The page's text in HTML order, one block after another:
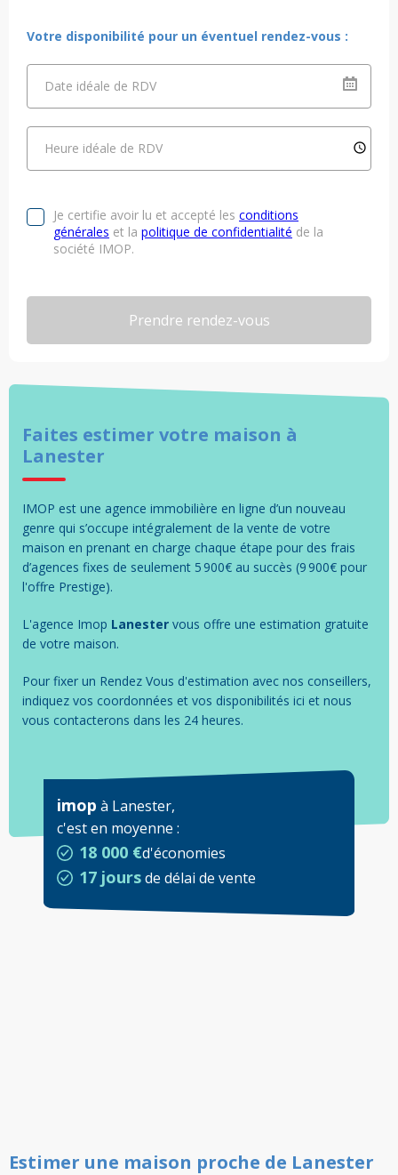
Faites estimer votre maison à
Lanester
IMOP est une agence immobilière en ligne d’un nouveau
genre qui s’occupe intégralement de la vente de votre
maison en prenant en charge chaque étape pour des frais
d’agences fixes de seulement 5 900€ au succès (9 900€ pour
l'offre Prestige).
L'agence Imop Lanester vous offre une estimation gratuite
de votre maison.
Pour fixer un Rendez Vous d'estimation avec nos conseillers,
indiquez vos coordonnées et vos disponibilités ici et nous
vous contacterons dans les 24 heures.
imop à Lanester,
c'est en moyenne :
18 000 €d'économies
17 joursde délai de vente
Votre disponibilité pour un éventuel rendez-vous :
Date idéale de RDV
Heure idéale de RDV
Je certifie avoir lu et accepté les conditions
générales et la politique de confidentialité de la
société IMOP.
Estimer une maison proche de Lanester